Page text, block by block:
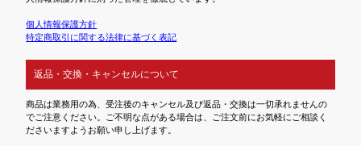
個人情報保護方針
特定商取引に関する法律に基づく表記
返品・交換・キャンセルについて
商品は業務用の為、受注後のキャンセル及び返品・交換は一切承れませんの
でご注意ください。ご不明な点がある場合は、ご注文前にお気軽にご相談く
ださいますようお願い申し上げます。